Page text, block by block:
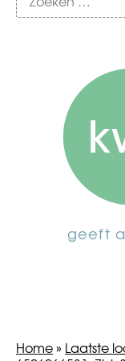
geeft
Home» Laatste